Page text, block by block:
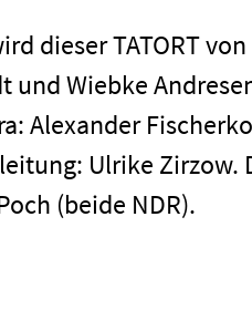
dieser TATORT
und Wiebke
Alexander
Ulrike Zirzow.
(beide NDR).